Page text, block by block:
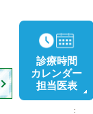
診療時間
カレンダー
担当医表